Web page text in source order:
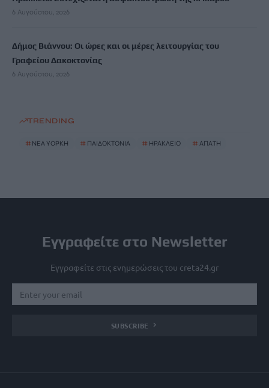
6 Αυγούστου, 2026
Δήμος Βιάννου: Οι ώρες και οι μέρες λειτουργίας του
Γραφείου Δακοκτονίας
6 Αυγούστου, 2026
TRENDING
# ΝΈΑ ΥΌΡΚΗ # ΠΑΙΔΟΚΤΟΝΙΑ # ΗΡΑΚΛΕΙΟ # ΑΠΑΤΗ
Εγγραφείτε στο Newsletter
Εγγραφείτε στις ενημερώσεις του creta24.gr
SUBSCRIBE